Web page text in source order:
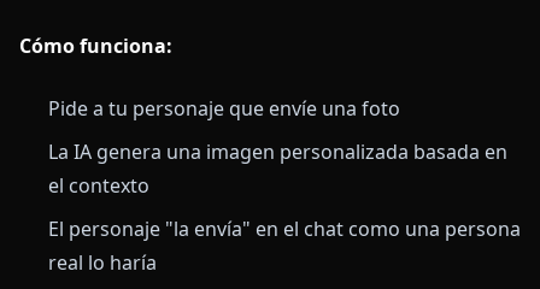
Cómo funciona:
Pide a tu personaje que envíe una foto
La IA genera una imagen personalizada basada en
el contexto
El personaje "la envía" en el chat como una persona
real lo haría